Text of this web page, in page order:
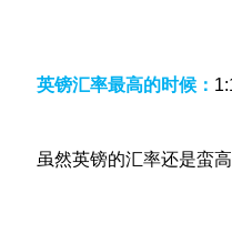
英镑汇率最高的时候：
虽然英镑的汇率还是蛮